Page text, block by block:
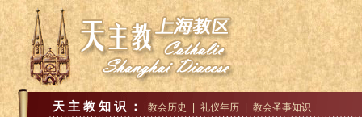
天主教知识： 教会历史 礼仪年历 教会圣事知识